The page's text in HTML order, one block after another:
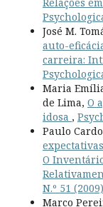
José M.
auto-
carreira:
Maria
de Lima, O
idosa ,
Paulo
O
N.º 51 (2009)
Marco